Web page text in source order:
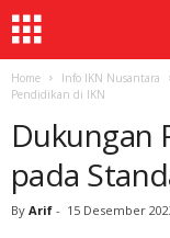
Home Info IKN Nusantara
Pendidikan di IKN
Dukungan
pada
By Arif - 15 Desember